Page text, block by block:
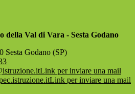
della Val di Vara - Sesta Godano
Sesta Godano (SP)
Link per inviare una mail
Link per inviare una mail